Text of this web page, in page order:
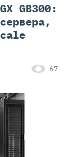
GB300:
67